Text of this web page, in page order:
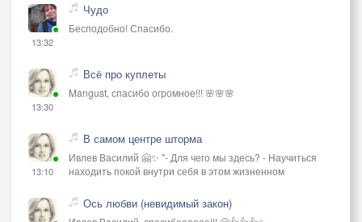
13:32
Чудо
Бесподобно! Спасибо.
13:30
Всё про куплеты
Mangust, спасибо огромное!!! 🌸🌸🌸
13:10
В самом центре шторма
Ивлев Василий 🤗✨ "- Для чего мы здесь? - Научиться
находить покой внутри себя в этом жизненном
Ось любви (невидимый закон)